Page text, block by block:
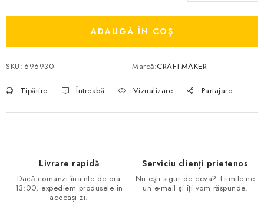
ADAUGĂ ÎN COŞ
SKU: 696930 Marcă:CRAFTMAKER
Tipărire Întreabă Vizualizare Partajare
Livrare rapidă
Dacă comanzi înainte de ora
13:00, expediem produsele în
aceeași zi.
Serviciu clienți prietenos
Nu eşti sigur de ceva? Trimite-ne
un e-mail şi îţi vom răspunde.